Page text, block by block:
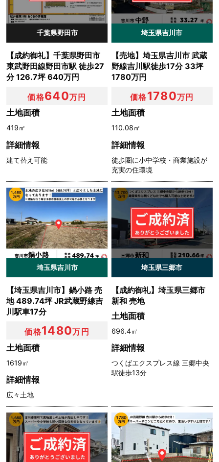
千葉県野田市
【成約御礼】千葉県野田市
東武野田線野田市駅 徒歩27
分 126.7坪 640万円
価格640万円
土地面積
419㎡
詳細情報
建て替え可能
埼玉県吉川市
【売地】埼玉県吉川市 武蔵
野線吉川駅徒歩17分 33坪
1780万円
価格1780万円
土地面積
110.08㎡
詳細情報
徒歩圏に小中学校・商業施設が
充実の住環境
埼玉県吉川市
【埼玉県吉川市】鍋小路 売
地 489.74坪 JR武蔵野線吉
川駅車17分
価格1480万円
土地面積
1619㎡
詳細情報
広々土地
埼玉県三郷市
【成約御礼】埼玉県三郷市
新和 売地
土地面積
696.4㎡
詳細情報
つくばエクスプレス線 三郷中央
駅徒歩13分